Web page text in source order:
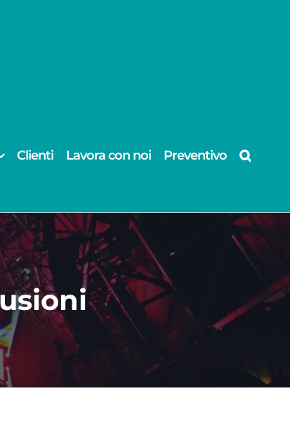
Clienti Lavora con noi Preventivo